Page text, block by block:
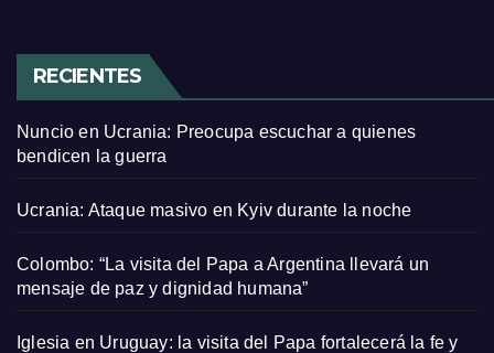
RECIENTES
Nuncio en Ucrania: Preocupa escuchar a quienes
bendicen la guerra
Ucrania: Ataque masivo en Kyiv durante la noche
Colombo: “La visita del Papa a Argentina llevará un
mensaje de paz y dignidad humana”
Iglesia en Uruguay: la visita del Papa fortalecerá la fe y